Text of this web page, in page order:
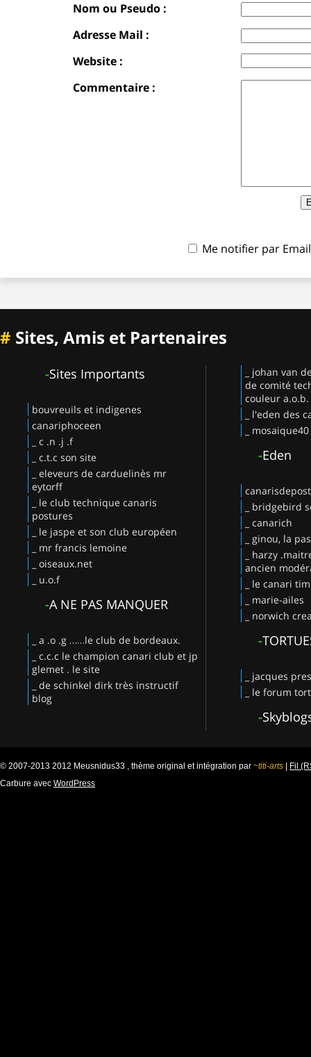
Nom ou Pseudo :
Adresse Mail :
Website :
Commentaire :
Me notifier par
# Sites, Amis et Partenaires
-Sites Importants
bouvreuils et indigenes
canariphoceen
_ c .n .j .f
_ c.t.c son site
_ eleveurs de carduelinès mr
eytorff
_ le club technique canaris
postures
_ le jaspe et son club européen
_ mr francis lemoine
_ oiseaux.net
_ u.o.f
-A NE PAS MANQUER
_ a .o .g ……le club de bordeaux.
_ c.c.c le champion canari club et jp
glemet . le site
_ de schinkel dirk très instructif
blog
_ johan van
de comité
couleur a.o.b.
_ l'eden des
_ mosaique40
-Eden
_ bridgebird
_ canarich
_ ginou, la
_ harzy
ancien
_ le canari
_ marie-ailes
_ norwich
-
_ jacques
_ le forum
-
© 2007-2013 2012 Meusnidus33 , thème original et intégration par ~titi-arts | Fil
Carbure avec WordPress